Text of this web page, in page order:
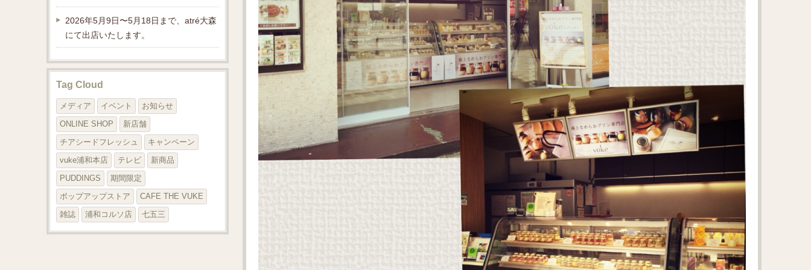
2026年5月9日〜5月18日まで、atré大森
にて出店いたします。
Tag Cloud
メディア イベント
お知らせ
ONLINE SHOP
新店舗
チアシードフレッシュ
キャンペーン
vuke浦和本店
テレビ
新商品
PUDDINGS
期間限定
ポップアップストア
CAFE THE VUKE
雑誌
浦和コルソ店 七五三